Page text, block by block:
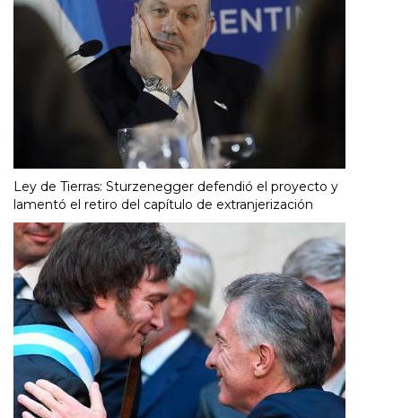
Ley de Tierras: Sturzenegger defendió el proyecto y
lamentó el retiro del capítulo de extranjerización